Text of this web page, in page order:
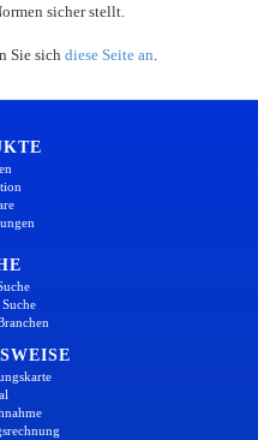
sicher stellt.
Sie sich diese Seite an